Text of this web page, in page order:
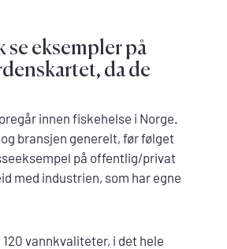
eksempler på
da de
innen fiskehelse i Norge.
bransjen generelt, før følget
på offentlig/privat
med industrien, som har egne
vannkvaliteter, i det hele